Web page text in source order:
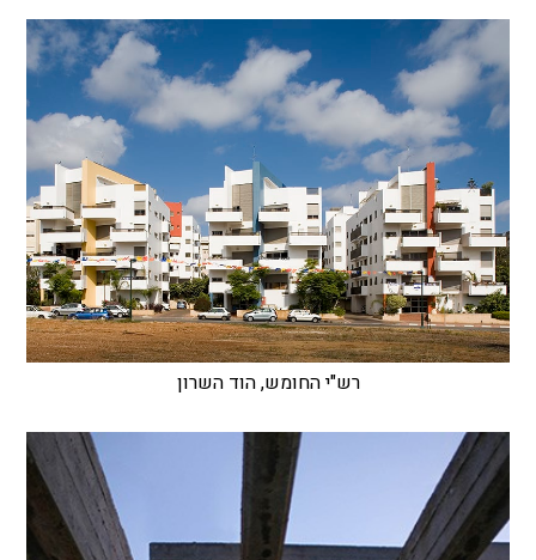
רש"י החומש, הוד השרון